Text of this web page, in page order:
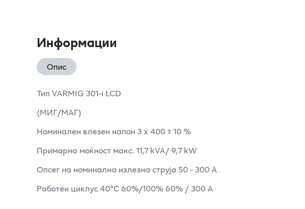
Информации
Опис
Тип VARMIG 301-i LCD
(МИГ/МАГ)
Номинален влезен напон 3 x 400 ± 10 %
Примарна моќност макс. 11,7 kVA/ 9,7 kW
Опсег на номинална излезна струја 50 - 300 А
Работен циклус 40°C 60%/100% 60% / 300 A